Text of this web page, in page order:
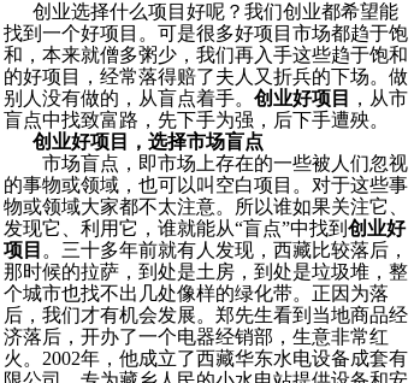
创业选择什么项目好呢？我们创业都希望能
找到一个好项目。可是很多好项目市场都趋于饱
和，本来就僧多粥少，我们再入手这些趋于饱和
的好项目，经常落得赔了夫人又折兵的下场。做
别人没有做的，从盲点着手。 创业好项目
，从市
盲点中找致富路，先下手为强，后下手遭殃。
创业好项目，选择市场盲点
市场盲点，即市场上存在的一些被人们忽视
的事物或领域，也可以叫空白项目。对于这些事
物或领域大家都不太注意。所以谁如果关注它、
发现它、利用它，谁就能从“盲点”中找到 创业好
项目 。三十多年前就有人发现，西藏比较落后，
那时候的拉萨，到处是土房，到处是垃圾堆，整
个城市也找不出几处像样的绿化带。正因为落
后，我们才有机会发展。郑先生看到当地商品经
济落后，开办了一个电器经销部，生意非常红
火。2002年，他成立了西藏华东水电设备成套有